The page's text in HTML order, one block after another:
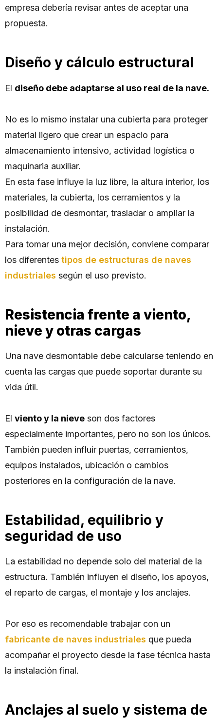
empresa debería revisar antes de aceptar una
propuesta.
Diseño y cálculo estructural
El diseño debe adaptarse al uso real de la nave.
No es lo mismo instalar una cubierta para proteger
material ligero que crear un espacio para
almacenamiento intensivo, actividad logística o
maquinaria auxiliar.
En esta fase influye la luz libre, la altura interior, los
materiales, la cubierta, los cerramientos y la
posibilidad de desmontar, trasladar o ampliar la
instalación.
Para tomar una mejor decisión, conviene comparar
los diferentes tipos de estructuras de naves
industriales según el uso previsto.
Resistencia frente a viento,
nieve y otras cargas
Una nave desmontable debe calcularse teniendo en
cuenta las cargas que puede soportar durante su
vida útil.
El viento y la nieve son dos factores
especialmente importantes, pero no son los únicos.
También pueden influir puertas, cerramientos,
equipos instalados, ubicación o cambios
posteriores en la configuración de la nave.
Estabilidad, equilibrio y
seguridad de uso
La estabilidad no depende solo del material de la
estructura. También influyen el diseño, los apoyos,
el reparto de cargas, el montaje y los anclajes.
Por eso es recomendable trabajar con un
fabricante de naves industriales que pueda
acompañar el proyecto desde la fase técnica hasta
la instalación final.
Anclajes al suelo y sistema de